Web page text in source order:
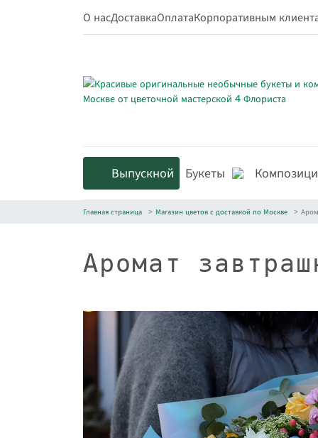
О насДоставкаОплатаКорпоративным
Выпускной Букеты
Главная страница Магазин цветов с доставкой по Москве
Аромат